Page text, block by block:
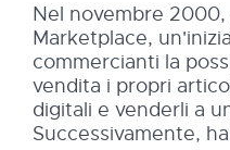
Nel novembre
Marketplace,
commercianti la
vendita i propri
digitali e venderli a
Successivamente,